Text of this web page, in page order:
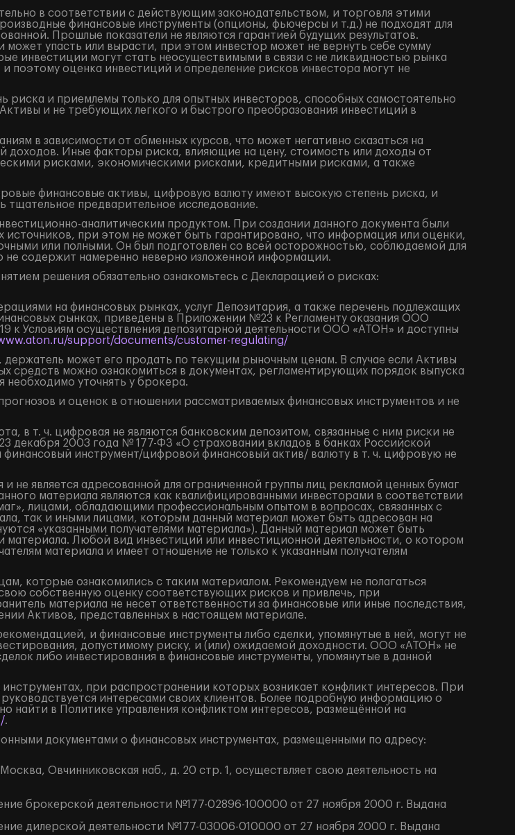
в соответствии с действующим законодательством, и торговля этими
финансовые инструменты (опционы, фьючерсы и т.д.) не подходят для
Прошлые показатели не являются гарантией будущих результатов.
упасть или вырасти, при этом инвестор может не вернуть себе сумму
инвестиции могут стать неосуществимыми в связи с не ликвидностью рынка
поэтому оценка инвестиций и определение рисков инвестора могут не
и приемлемы только для опытных инвесторов, способных самостоятельно
и не требующих легкого и быстрого преобразования инвестиций в
в зависимости от обменных курсов, что может негативно сказаться на
доходов. Иные факторы риска, влияющие на цену, стоимость или доходы от
рисками, экономическими рисками, кредитными рисками, а также
финансовые активы, цифровую валюту имеют высокую степень риска, и
предварительное исследование.
аналитическим продуктом. При создании данного документа были
источников, при этом не может быть гарантировано, что информация или оценки,
или полными. Он был подготовлен со всей осторожностью, соблюдаемой для
не содержит намеренно неверно изложенной информации.
решения обязательно ознакомьтесь с Декларацией о рисках:
на финансовых рынках, услуг Депозитария, а также перечень подлежащих
рынках, приведены в Приложении №23 к Регламенту оказания ООО
к Условиям осуществления депозитарной деятельности ООО «АТОН» и доступны
support/documents/customer-regulating/
может его продать по текущим рыночным ценам. В случае если Активы
средств можно ознакомиться в документах, регламентирующих порядок выпуска
необходимо уточнять у брокера.
и оценок в отношении рассматриваемых финансовых инструментов и не
в т. ч. цифровая не являются банковским депозитом, связанные с ним риски не
декабря 2003 года № 177-ФЗ «О страховании вкладов в банках Российской
инструмент/цифровой финансовый актив/ валюту в т. ч. цифровую не
не является адресованной для ограниченной группы лиц рекламой ценных бумаг
материала являются как квалифицированными инвесторами в соответствии
лицами, обладающими профессиональным опытом в вопросах, связанных с
так и иными лицами, которым данный материал может быть адресован на
«указанными получателями материала»). Данный материал может быть
материала. Любой вид инвестиций или инвестиционной деятельности, о котором
материала и имеет отношение не только к указанным получателям
которые ознакомились с таким материалом. Рекомендуем не полагаться
собственную оценку соответствующих рисков и привлечь, при
материала не несет ответственности за финансовые или иные последствия,
Активов, представленных в настоящем материале.
и финансовые инструменты либо сделки, упомянутые в ней, могут не
допустимому риску, и (или) ожидаемой доходности. ООО «АТОН» не
либо инвестирования в финансовые инструменты, упомянутые в данной
при распространении которых возникает конфликт интересов. При
интересами своих клиентов. Более подробную информацию о
найти в Политике управления конфликтом интересов, размещённой на
.
документами о финансовых инструментах, размещенными по адресу:
Овчинниковская наб., д. 20 стр. 1, осуществляет свою деятельность на
брокерской деятельности №177-02896-100000 от 27 ноября 2000 г. Выдана
дилерской деятельности №177-03006-010000 от 27 ноября 2000 г. Выдана